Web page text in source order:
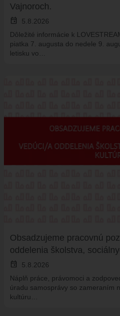
Vajnoroch.
event
5.8.2026
Dôležité informácie k
piatka 7. augusta do nedele 9.
letisku vo…
Obsadzujeme pracovnú
oddelenia školstva,
event
5.8.2026
Náplň práce, právomoci a
úradu samosprávy so zameraním
kultúru…